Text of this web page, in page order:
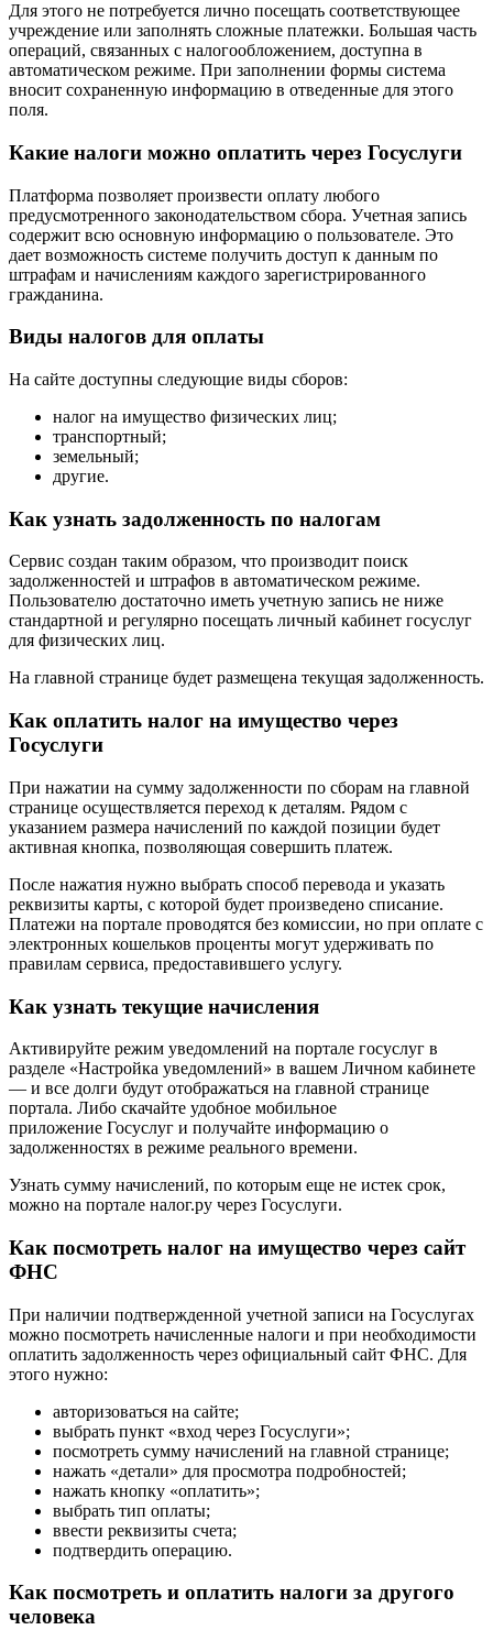
Для этого не потребуется лично посещать соответствующее
учреждение или заполнять сложные платежки. Большая часть
операций, связанных с налогообложением, доступна в
автоматическом режиме. При заполнении формы система
вносит сохраненную информацию в отведенные для этого
поля.
Какие налоги можно оплатить через Госуслуги
Платформа позволяет произвести оплату любого
предусмотренного законодательством сбора. Учетная запись
содержит всю основную информацию о пользователе. Это
дает возможность системе получить доступ к данным по
штрафам и начислениям каждого зарегистрированного
гражданина.
Виды налогов для оплаты
На сайте доступны следующие виды сборов:
налог на имущество физических лиц;
транспортный;
земельный;
другие.
Как узнать задолженность по налогам
Сервис создан таким образом, что производит поиск
задолженностей и штрафов в автоматическом режиме.
Пользователю достаточно иметь учетную запись не ниже
стандартной и регулярно посещать личный кабинет госуслуг
для физических лиц.
На главной странице будет размещена текущая задолженность.
Как оплатить налог на имущество через
Госуслуги
При нажатии на сумму задолженности по сборам на главной
странице осуществляется переход к деталям. Рядом с
указанием размера начислений по каждой позиции будет
активная кнопка, позволяющая совершить платеж.
После нажатия нужно выбрать способ перевода и указать
реквизиты карты, с которой будет произведено списание.
Платежи на портале проводятся без комиссии, но при оплате с
электронных кошельков проценты могут удерживать по
правилам сервиса, предоставившего услугу.
Как узнать текущие начисления
Активируйте режим уведомлений на портале госуслуг в
разделе «Настройка уведомлений» в вашем Личном кабинете
— и все долги будут отображаться на главной странице
портала. Либо скачайте удобное мобильное
приложение Госуслуг и получайте информацию о
задолженностях в режиме реального времени.
Узнать сумму начислений, по которым еще не истек срок,
можно на портале налог.ру через Госуслуги.
Как посмотреть налог на имущество через сайт
ФНС
При наличии подтвержденной учетной записи на Госуслугах
можно посмотреть начисленные налоги и при необходимости
оплатить задолженность через официальный сайт ФНС. Для
этого нужно:
авторизоваться на сайте;
выбрать пункт «вход через Госуслуги»;
посмотреть сумму начислений на главной странице;
нажать «детали» для просмотра подробностей;
нажать кнопку «оплатить»;
выбрать тип оплаты;
ввести реквизиты счета;
подтвердить операцию.
Как посмотреть и оплатить налоги за другого
человека